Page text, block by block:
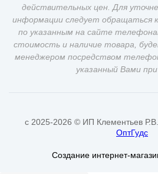
действительных цен. Для
информации следует обращаться
по указанным на сайте
стоимость и наличие товара,
менеджером посредством
указанный Вами при
c 2025-2026 © ИП Клементьев
ОптГудс
Создание интернет-